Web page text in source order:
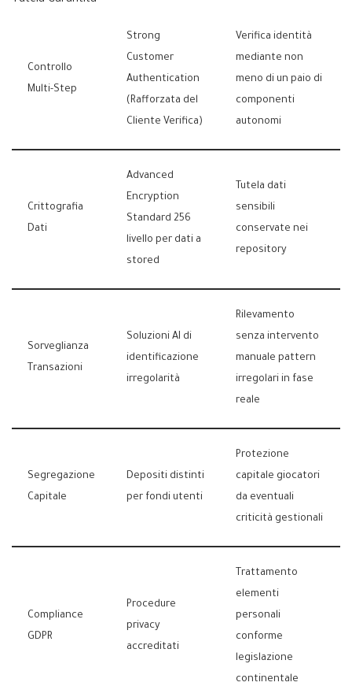
Controllo
Multi-Step
Strong
Customer
Authentication
(Rafforzata del
Cliente Verifica)
Verifica identità
mediante non
meno di un paio di
componenti
autonomi
Crittografia
Dati
Advanced
Encryption
Standard 256
livello per dati a
stored
Tutela dati
sensibili
conservate nei
repository
Sorveglianza
Transazioni
Soluzioni AI di
identificazione
irregolarità
Rilevamento
senza intervento
manuale pattern
irregolari in fase
reale
Segregazione
Capitale
Depositi distinti
per fondi utenti
Protezione
capitale giocatori
da eventuali
criticità gestionali
Compliance
GDPR
Procedure
privacy
accreditati
Trattamento
elementi
personali
conforme
legislazione
continentale